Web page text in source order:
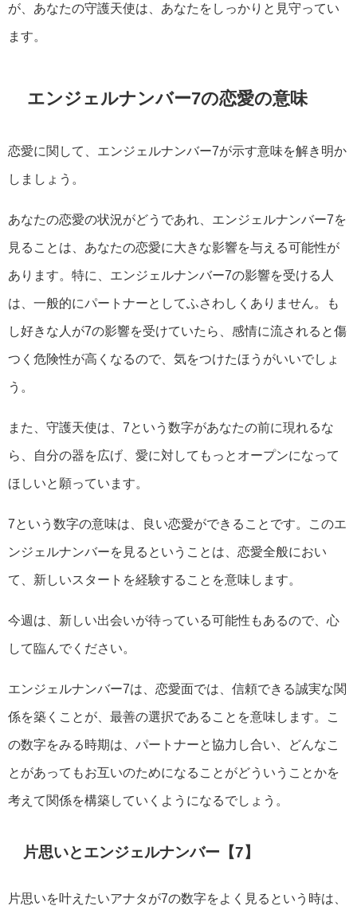
が、あなたの守護天使は、あなたをしっかりと見守ってい
ます。
エンジェルナンバー7の恋愛の意味
恋愛に関して、エンジェルナンバー7が示す意味を解き明か
しましょう。
あなたの恋愛の状況がどうであれ、エンジェルナンバー7を
見ることは、あなたの恋愛に大きな影響を与える可能性が
あります。特に、エンジェルナンバー7の影響を受ける人
は、一般的にパートナーとしてふさわしくありません。も
し好きな人が7の影響を受けていたら、感情に流されると傷
つく危険性が高くなるので、気をつけたほうがいいでしょ
う。
また、守護天使は、7という数字があなたの前に現れるな
ら、自分の器を広げ、愛に対してもっとオープンになって
ほしいと願っています。
7という数字の意味は、良い恋愛ができることです。このエ
ンジェルナンバーを見るということは、恋愛全般におい
て、新しいスタートを経験することを意味します。
今週は、新しい出会いが待っている可能性もあるので、心
して臨んでください。
エンジェルナンバー7は、恋愛面では、信頼できる誠実な関
係を築くことが、最善の選択であることを意味します。こ
の数字をみる時期は、パートナーと協力し合い、どんなこ
とがあってもお互いのためになることがどういうことかを
考えて関係を構築していくようになるでしょう。
片思いとエンジェルナンバー【7】
片思いを叶えたいアナタが7の数字をよく見るという時は、